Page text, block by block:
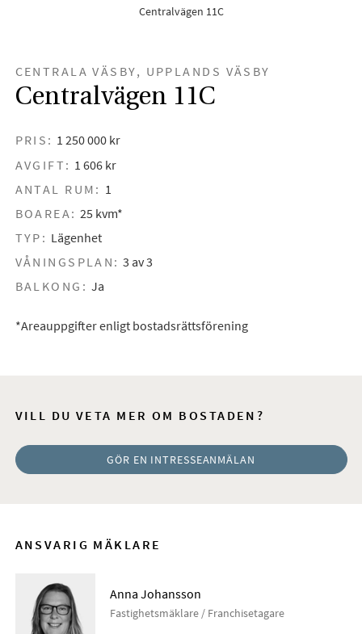
Centralvägen 11C
CENTRALA VÄSBY, UPPLANDS VÄSBY
Centralvägen 11C
PRIS: 1 250 000 kr
AVGIFT: 1 606 kr
ANTAL RUM: 1
BOAREA: 25 kvm*
TYP: Lägenhet
VÅNINGSPLAN: 3 av 3
BALKONG: Ja
*Areauppgifter enligt bostadsrättsförening
VILL DU VETA MER OM BOSTADEN?
GÖR EN INTRESSEANMÄLAN
ANSVARIG MÄKLARE
Anna Johansson
Fastighetsmäklare / Franchisetagare